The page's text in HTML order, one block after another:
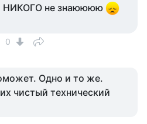
НИКОГО не знаюююю
0
Одно и то же.
чистый технический